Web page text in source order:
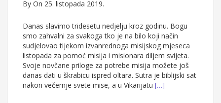
By On 25. listopada 2019.
Danas slavimo tridesetu nedjelju kroz godinu. Bogu
smo zahvalni za svakoga tko je na bilo koji način
sudjelovao tijekom izvanrednoga misijskog mjeseca
listopada za pomoć misija i misionara diljem svijeta.
Svoje novčane priloge za potrebe misija možete još
danas dati u škrabicu ispred oltara. Sutra je biblijski sat
nakon večernje svete mise, a u Vikarijatu […]